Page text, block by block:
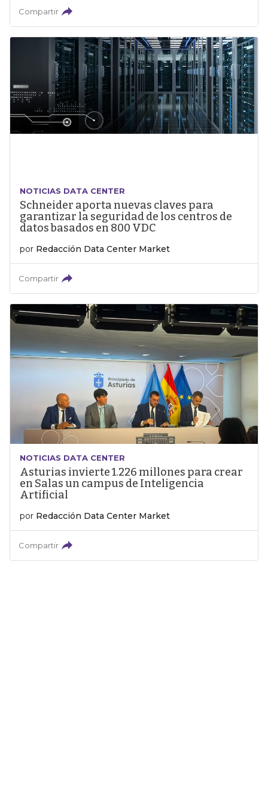
Compartir
NOTICIAS DATA CENTER
Schneider aporta nuevas claves para
garantizar la seguridad de los centros de
datos basados en 800 VDC
por Redacción Data Center Market
Compartir
NOTICIAS DATA CENTER
Asturias invierte 1.226 millones para crear
en Salas un campus de Inteligencia
Artificial
por Redacción Data Center Market
Compartir